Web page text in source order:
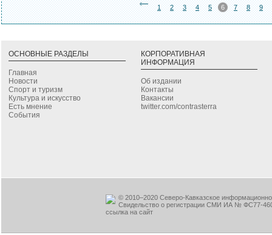
1 2 3 4 5 6 7 8 9
ОСНОВНЫЕ РАЗДЕЛЫ
Главная
Новости
Спорт и туризм
Культура и искусство
Есть мнение
События
КОРПОРАТИВНАЯ
ИНФОРМАЦИЯ
Об издании
Контакты
Вакансии
twitter.com/contrasterra
© 2010–2020 Северо-Кавказское
Свидельство о регистрации СМИ ИА № ФС77-
ссылка на сайт